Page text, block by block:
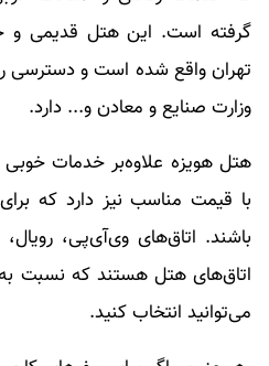
گرفته است. این هتل قدیمی و
تهران واقع شده است و دسترسی
وزارت صنایع و معادن و... دارد.
هتل هویزه علاوه‌بر خدمات خوبی
با قیمت مناسب نیز دارد که
باشند. اتاق‌های وی‌آ‌ی‌پی،
اتاق‌های هتل هستند که نسبت
می‌توانید انتخاب کنید.